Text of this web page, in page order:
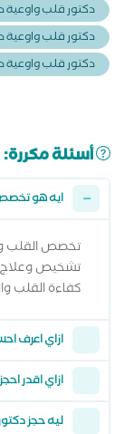
دكتور قلب
دكتور قلب
دكتور قلب
أسئلة مكررة:
ايه هو
تخصص القلب
تشخيص وعلاج
كفاءة القلب
ازاي اعرف
ازاي اقدر
ليه حجز